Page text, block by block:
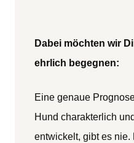
Dabei möchten wir
ehrlich begegnen:
Eine genaue
Hund charakterlich
entwickelt, gibt es